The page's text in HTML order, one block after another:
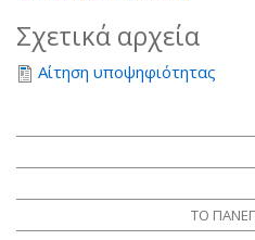
Σχετικά αρχεία
Αίτηση υποψηφιότητας
ΤΟ